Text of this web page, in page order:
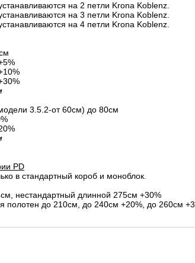
на 2 петли Krona Koblenz.
на 3 петли Krona Koblenz.
на 4 петли Krona Koblenz.
3.5.2-от 60см) до 80см
PD
в стандартный короб и моноблок.
нестандартный длинной 275см +30%
полотен до 210см, до 240см +20%, до 260см